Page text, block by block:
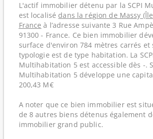
L'actif immobilier détenu par la SCPI
est localisé dans la région de Massy
France à l’adresse suivante 3 Rue
91300 - France. Ce bien immobilier
surface d'environ 784 mètres carrés et
typologie est de type habitation. La
Multihabitation 5 est accessible dès -.
Multihabitation 5 développe une
200,43 M€
A noter que ce bien immobilier est
de 8 autres biens détenus également
immobilier grand public.